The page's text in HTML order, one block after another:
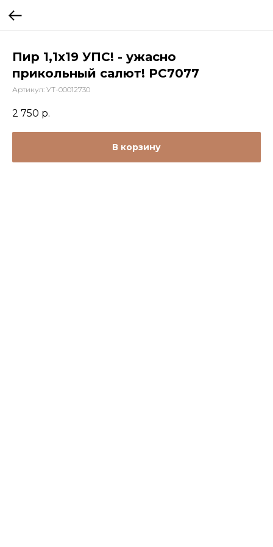
Пир 1,1х19 УПС! - ужасно
прикольный салют! РС7077
Артикул: УТ-00012730
2 750 р.
В корзину